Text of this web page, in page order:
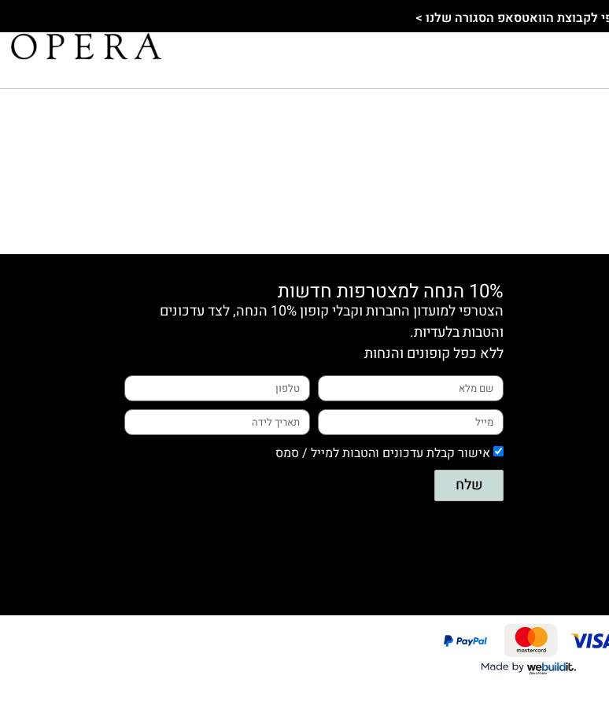
לקבוצת הוואטסאפ הסגורה שלנו >
10% הנחה למצטרפות חדשות
הצטרפי למועדון החברות וקבלי קופון 10% הנחה, לצד עדכונים
והטבות בלעדיות.
ללא כפל קופונים והנחות
אישור קבלת עדכונים והטבות למייל / סמס
שלח